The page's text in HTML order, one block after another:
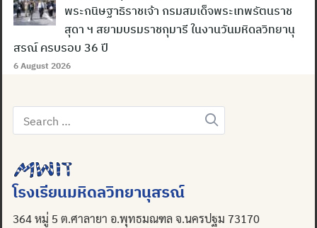
พระกนิษฐาธิราชเจ้า กรมสมเด็จพระเทพรัตนราช
สุดา ฯ สยามบรมราชกุมารี ในงานวันมหิดลวิทยานุ
สรณ์ ครบรอบ 36 ปี
6 August 2026
Search
for:
โรงเรียนมหิดลวิทยานุสรณ์
364 หมู่ 5 ต.ศาลายา อ.พุทธมณฑล จ.นครปฐม 73170